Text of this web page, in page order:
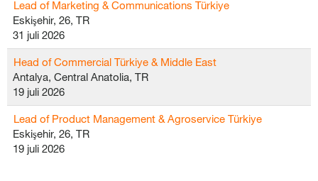
Lead of Marketing & Communications Türkiye
Eskişehir, 26, TR
31 juli 2026
Head of Commercial Türkiye & Middle East
Antalya, Central Anatolia, TR
19 juli 2026
Lead of Product Management & Agroservice Türkiye
Eskişehir, 26, TR
19 juli 2026